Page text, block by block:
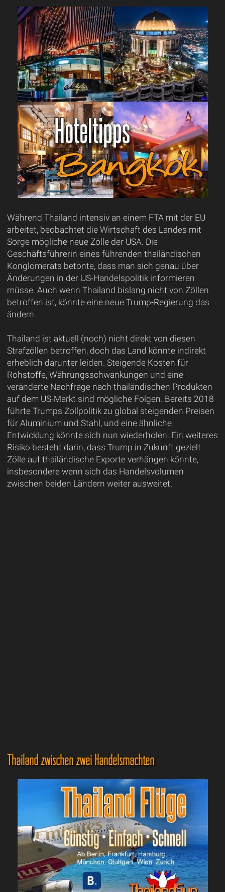
Während Thailand intensiv an einem FTA mit der EU
arbeitet, beobachtet die Wirtschaft des Landes mit
Sorge mögliche neue Zölle der USA. Die
Geschäftsführerin eines führenden thailändischen
Konglomerats betonte, dass man sich genau über
Änderungen in der US-Handelspolitik informieren
müsse. Auch wenn Thailand bislang nicht von Zöllen
betroffen ist, könnte eine neue Trump-Regierung das
ändern.
Thailand ist aktuell (noch) nicht direkt von diesen
Strafzöllen betroffen, doch das Land könnte indirekt
erheblich darunter leiden. Steigende Kosten für
Rohstoffe, Währungsschwankungen und eine
veränderte Nachfrage nach thailändischen Produkten
auf dem US-Markt sind mögliche Folgen. Bereits 2018
führte Trumps Zollpolitik zu global steigenden Preisen
für Aluminium und Stahl, und eine ähnliche
Entwicklung könnte sich nun wiederholen. Ein weiteres
Risiko besteht darin, dass Trump in Zukunft gezielt
Zölle auf thailändische Exporte verhängen könnte,
insbesondere wenn sich das Handelsvolumen
zwischen beiden Ländern weiter ausweitet.
Thailand zwischen zwei Handelsmächten